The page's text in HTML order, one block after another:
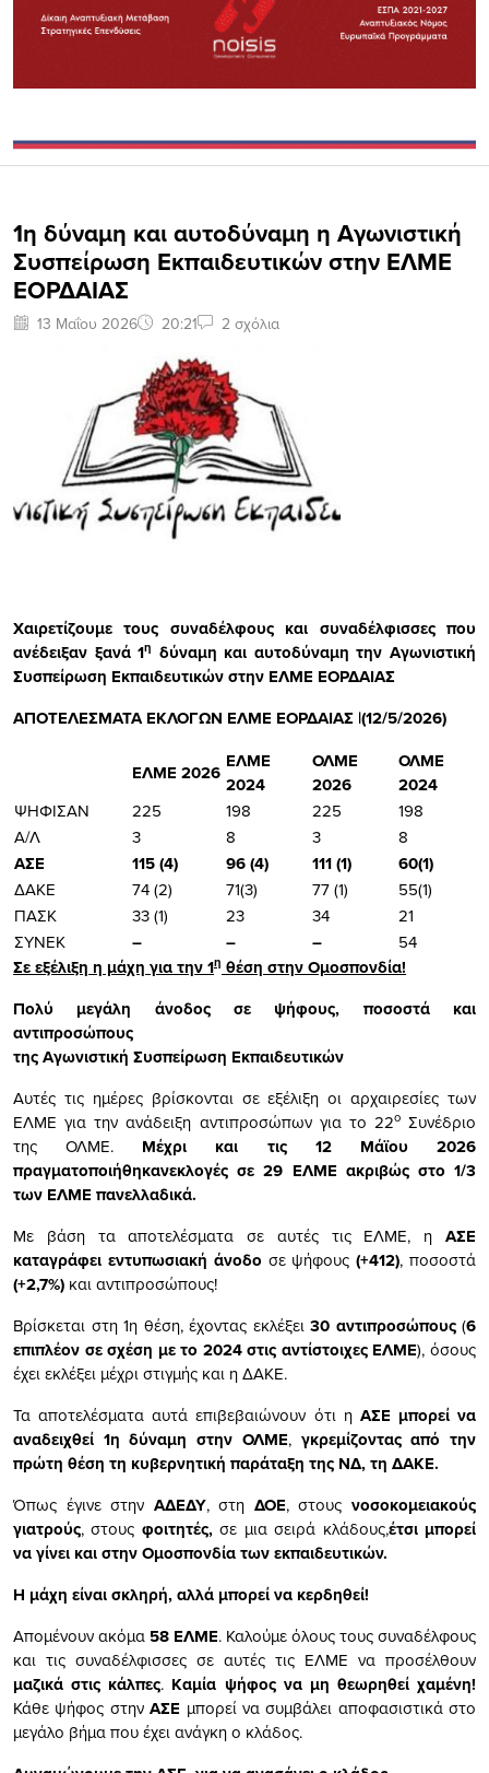
1η δύναμη και αυτοδύναμη η Αγωνιστική
Συσπείρωση Εκπαιδευτικών στην ΕΛΜΕ
ΕΟΡΔΑΙΑΣ
13 Μαΐου 2026 20:21 2 σχόλια
Χαιρετίζουμε τους συναδέλφους και συναδέλφισσες που
ανέδειξαν ξανά 1η δύναμη και αυτοδύναμη την Αγωνιστική
Συσπείρωση Εκπαιδευτικών στην ΕΛΜΕ ΕΟΡΔΑΙΑΣ
ΑΠΟΤΕΛΕΣΜΑΤΑ ΕΚΛΟΓΩΝ ΕΛΜΕ ΕΟΡΔΑΙΑΣ |(12/5/2026)
ΕΛΜΕ 2026 ΕΛΜΕ
2024
ΟΛΜΕ
2026
ΟΛΜΕ
2024
ΨΗΦΙΣΑΝ 225 198 225
198
Α/Λ
3 8 3 8
ΑΣΕ 115 (4) 96 (4) 111 (1) 60(1)
ΔΑΚΕ 74 (2) 71(3) 77 (1)
55(1)
ΠΑΣΚ
33 (1) 23 34
21
ΣΥΝΕΚ
– – – 54
Σε εξέλιξη η μάχη για την 1η θέση στην Ομοσπονδία!
Πολύ μεγάλη άνοδος σε ψήφους, ποσοστά και
αντιπροσώπους
της Αγωνιστική Συσπείρωση Εκπαιδευτικών
Αυτές τις ημέρες βρίσκονται σε εξέλιξη οι αρχαιρεσίες των
ΕΛΜΕ για την ανάδειξη αντιπροσώπων για το 22οΣυνέδριο
της ΟΛΜΕ. Μέχρι και τις 12 Μάϊου 2026
πραγματοποιήθηκανεκλογές σε 29 ΕΛΜΕ ακριβώς στο 1/3
των ΕΛΜΕ πανελλαδικά.
Με βάση τα αποτελέσματα σε αυτές τις ΕΛΜΕ, η ΑΣΕ
καταγράφει εντυπωσιακή άνοδο σε ψήφους(+412), ποσοστά
(+2,7%) και αντιπροσώπους!
Βρίσκεται στη 1η θέση, έχοντας εκλέξει 30 αντιπροσώπους(6
επιπλέον σε σχέση με το 2024 στις αντίστοιχες ΕΛΜΕ), όσους
έχει εκλέξει μέχρι στιγμής και η ΔΑΚΕ.
Τα αποτελέσματα αυτά επιβεβαιώνουν ότι η ΑΣΕ μπορεί να
αναδειχθεί 1η δύναμη στην ΟΛΜΕ, γκρεμίζοντας από την
πρώτη θέση τη κυβερνητική παράταξη της ΝΔ, τη ΔΑΚΕ.
Όπως έγινε στην ΑΔΕΔΥ, στη ΔΟΕ, στουςνοσοκομειακούς
γιατρούς, στους φοιτητές,σε μια σειρά κλάδους,έτσι μπορεί
να γίνει και στην Ομοσπονδία των εκπαιδευτικών.
Η μάχη είναι σκληρή, αλλά μπορεί να κερδηθεί!
Απομένουν ακόμα 58 ΕΛΜΕ. Καλούμε όλους τους συναδέλφους
και τις συναδέλφισσες σε αυτές τις ΕΛΜΕ να προσέλθουν
μαζικά στις κάλπες. Καμία ψήφος να μη θεωρηθεί χαμένη!
Κάθε ψήφος στηνΑΣΕ μπορεί να συμβάλει αποφασιστικά στο
μεγάλο βήμα που έχει ανάγκη ο κλάδος.